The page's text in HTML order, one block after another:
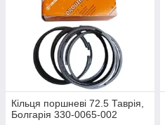
Кільця поршневі 72.5 Таврія,
Болгарія 330-0065-002